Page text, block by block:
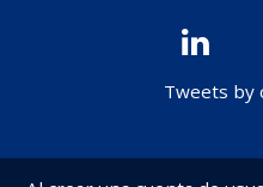
Tweets by